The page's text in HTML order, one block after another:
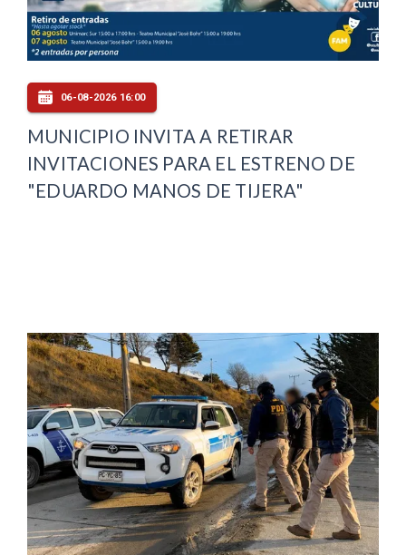
06-08-2026 16:00
MUNICIPIO INVITA A RETIRAR
INVITACIONES PARA EL ESTRENO DE
"EDUARDO MANOS DE TIJERA"